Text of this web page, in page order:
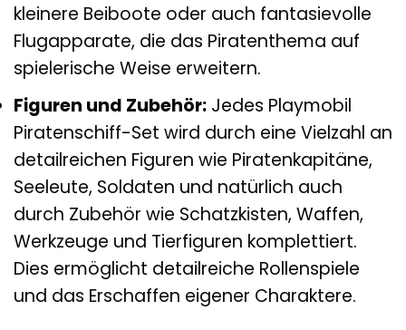
kleinere Beiboote oder auch fantasievolle
Flugapparate, die das Piratenthema auf
spielerische Weise erweitern.
Figuren und Zubehör: Jedes Playmobil
Piratenschiff-Set wird durch eine Vielzahl an
detailreichen Figuren wie Piratenkapitäne,
Seeleute, Soldaten und natürlich auch
durch Zubehör wie Schatzkisten, Waffen,
Werkzeuge und Tierfiguren komplettiert.
Dies ermöglicht detailreiche Rollenspiele
und das Erschaffen eigener Charaktere.